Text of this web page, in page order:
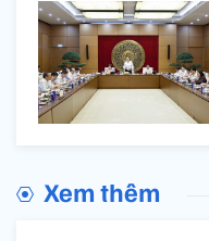
Xem thêm